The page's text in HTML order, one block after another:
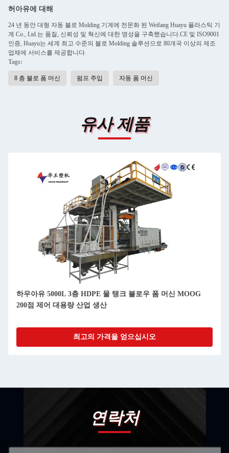
허아유에 대해
24 년 동안 대형 자동 블로 Molding 기계에 전문화 된 Weifang Huayu 플라스틱 기
계 Co., Ltd.는 품질, 신뢰성 및 혁신에 대한 명성을 구축했습니다.CE 및 ISO9001
인증, Huayu는 세계 최고 수준의 블로 Molding 솔루션으로 80개국 이상의 제조
업체에 서비스를 제공합니다.
Tags:
8 층 블로 폼 머신 펌프 주입 자동 폼 머신
유사 제품
하우아유 5000L 3층 HDPE 물 탱크 블로우 폼 머신 MOOG
200점 제어 대용량 산업 생산
최고의 가격을 얻으십시오
연락처